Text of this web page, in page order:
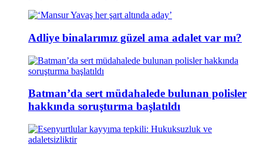
Adliye binalarımız güzel ama adalet var mı?
Batman’da sert müdahalede bulunan polisler
hakkında soruşturma başlatıldı